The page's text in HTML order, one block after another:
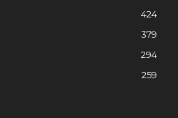
424
379
294
259